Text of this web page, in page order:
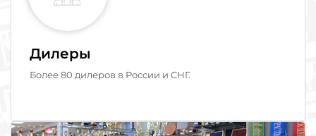
Дилеры
Более 80 дилеров в России и СНГ.